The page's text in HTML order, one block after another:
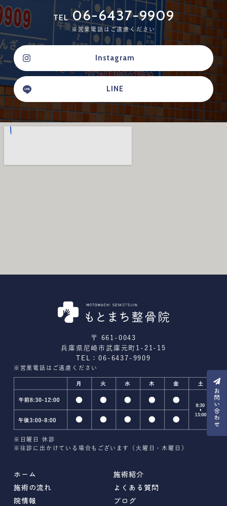
TEL06-6437-9909
※営業電話はご遠慮ください
Instagram
LINE
〒 661-0043
兵庫県尼崎市武庫元町1-21-15
TEL：06-6437-9909
※営業電話はご遠慮ください
※日曜日 休診
※往診に出かけている場合もございます（火曜日・木曜日）
ホーム
施術紹介
施術の流れ
よくある質問
院情報
ブログ